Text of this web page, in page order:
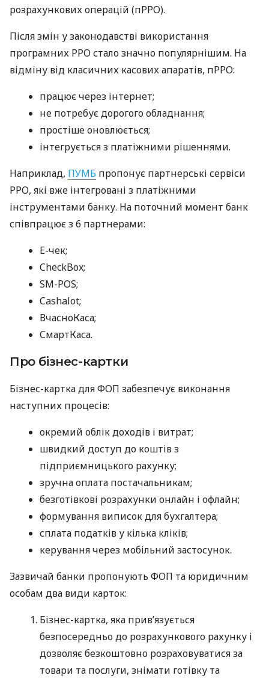
розрахункових операцій (пРРО).
Після змін у законодавстві використання
програмних РРО стало значно популярнішим. На
відміну від класичних касових апаратів, пРРО:
працює через інтернет;
не потребує дорогого обладнання;
простіше оновлюється;
інтегрується з платіжними рішеннями.
Наприклад, ПУМБ пропонує партнерські сервіси
РРО, які вже інтегровані з платіжними
інструментами банку. На поточний момент банк
співпрацює з 6 партнерами:
E-чек;
CheckBox;
SM-POS;
Cashalot;
ВчасноКаса;
СмартКаса.
Про бізнес-картки
Бізнес-картка для ФОП забезпечує виконання
наступних процесів:
окремий облік доходів і витрат;
швидкий доступ до коштів з
підприємницького рахунку;
зручна оплата постачальникам;
безготівкові розрахунки онлайн і офлайн;
формування виписок для бухгалтера;
сплата податків у кілька кліків;
керування через мобільний застосунок.
Зазвичай банки пропонують ФОП та юридичним
особам два види карток:
Бізнес-картка, яка прив’язується
безпосередньо до розрахункового рахунку і
дозволяє безкоштовно розраховуватися за
товари та послуги, знімати готівку та